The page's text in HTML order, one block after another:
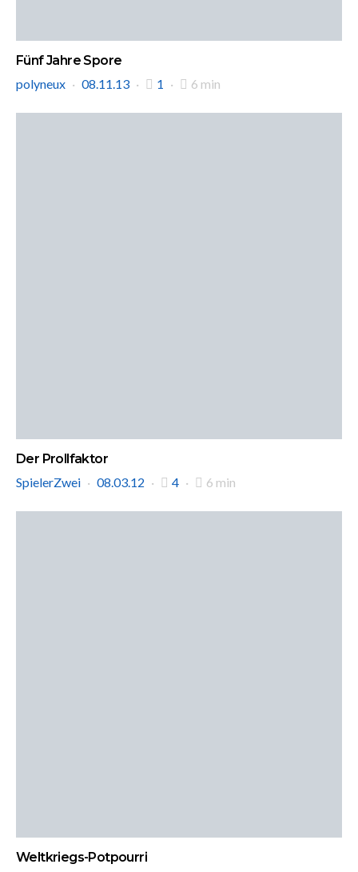
Fünf Jahre Spore
polyneux
08.11.13 1 6 min
Der Prollfaktor
SpielerZwei
08.03.12 4 6 min
Weltkriegs-Potpourri